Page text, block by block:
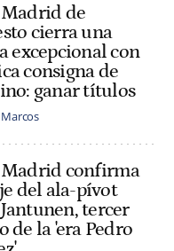
de
cierra una
excepcional con
consigna de
ganar títulos
Madrid confirma
del ala-pívot
tercer
de la 'era Pedro